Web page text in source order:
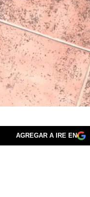
AGREGAR A IRE EN